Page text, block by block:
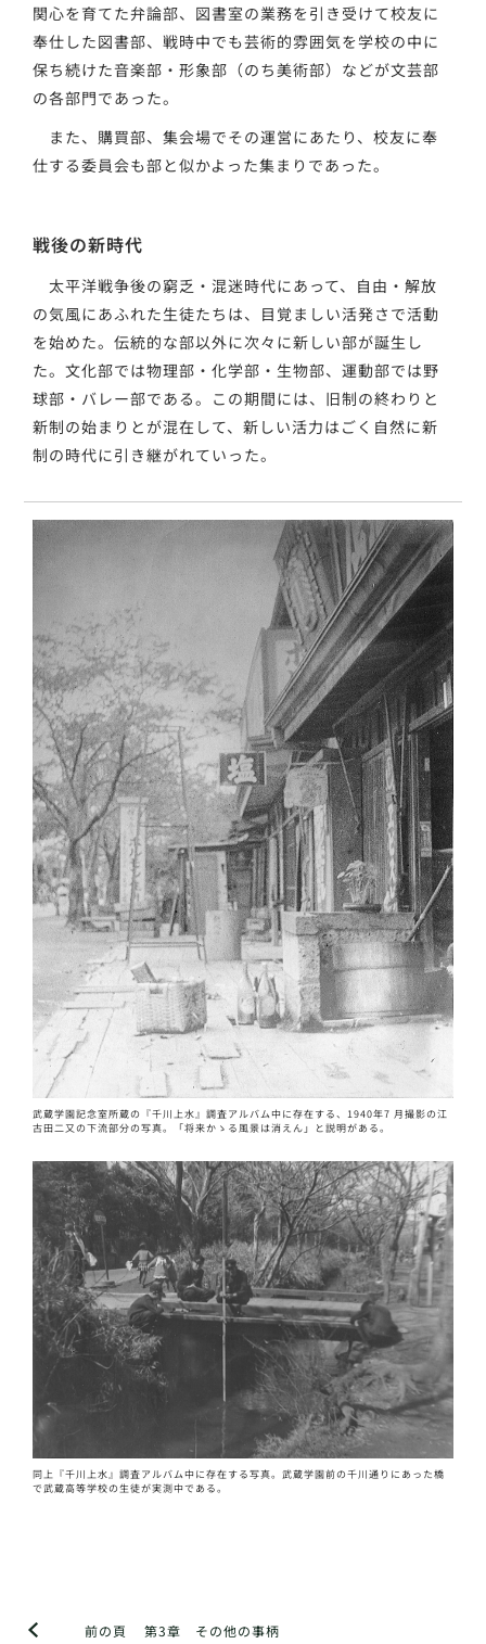
関心を育てた弁論部、図書室の業務を引き受けて校友に
奉仕した図書部、戦時中でも芸術的雰囲気を学校の中に
保ち続けた音楽部・形象部（のち美術部）などが文芸部
の各部門であった。
また、購買部、集会場でその運営にあたり、校友に奉
仕する委員会も部と似かよった集まりであった。
戦後の新時代
太平洋戦争後の窮乏・混迷時代にあって、自由・解放
の気風にあふれた生徒たちは、目覚ましい活発さで活動
を始めた。伝統的な部以外に次々に新しい部が誕生し
た。文化部では物理部・化学部・生物部、運動部では野
球部・バレー部である。この期間には、旧制の終わりと
新制の始まりとが混在して、新しい活力はごく自然に新
制の時代に引き継がれていった。
武蔵学園記念室所蔵の『千川上水』調査アルバム中に存在する、1940年7 月撮影の江
古田二又の下流部分の写真。「将来かゝる風景は消えん」と説明がある。
同上『千川上水』調査アルバム中に存在する写真。武蔵学園前の千川通りにあった橋
で武蔵高等学校の生徒が実測中である。
前の頁 第3章 その他の事柄